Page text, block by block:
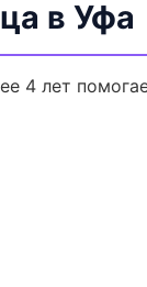
в Уфа
4 лет